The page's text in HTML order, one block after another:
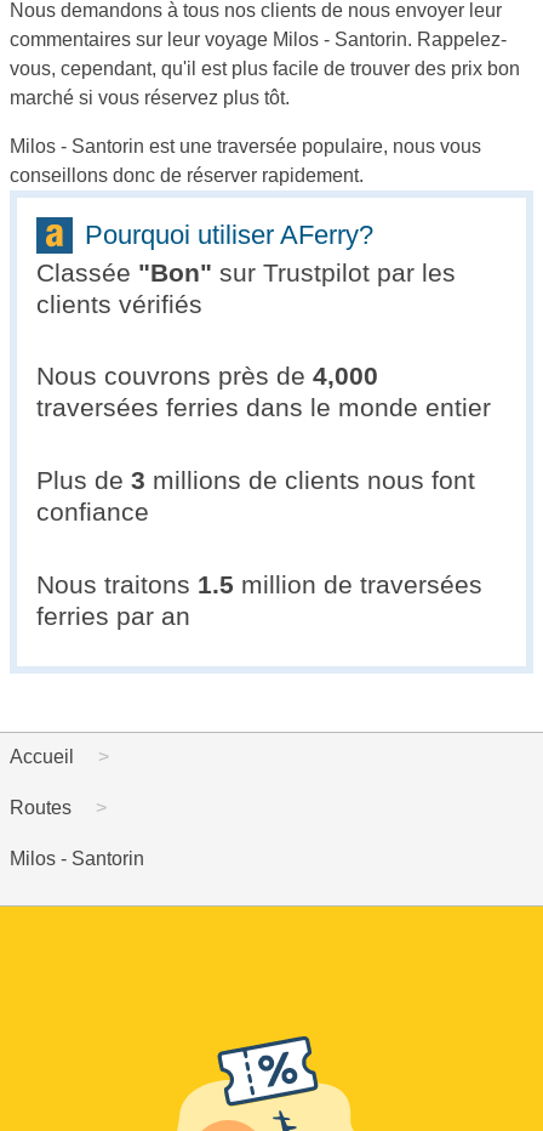
Nous demandons à tous nos clients de nous envoyer leur
commentaires sur leur voyage Milos - Santorin. Rappelez-
vous, cependant, qu'il est plus facile de trouver des prix bon
marché si vous réservez plus tôt.
Milos - Santorin est une traversée populaire, nous vous
conseillons donc de réserver rapidement.
Pourquoi utiliser AFerry?
Classée "Bon" sur Trustpilot par les
clients vérifiés
Nous couvrons près de 4,000
traversées ferries dans le monde entier
Plus de 3 millions de clients nous font
confiance
Nous traitons 1.5 million de traversées
ferries par an
Accueil
Routes
Milos - Santorin